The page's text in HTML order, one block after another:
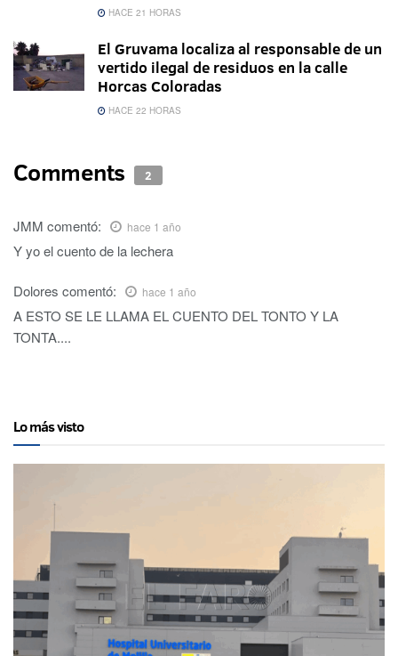
HACE 21 HORAS
El Gruvama localiza al responsable de un
vertido ilegal de residuos en la calle
Horcas Coloradas
HACE 22 HORAS
Comments 2
JMM comentó: hace 1 año
Y yo el cuento de la lechera
Dolores comentó: hace 1 año
A ESTO SE LE LLAMA EL CUENTO DEL TONTO Y LA
TONTA....
Lo más visto